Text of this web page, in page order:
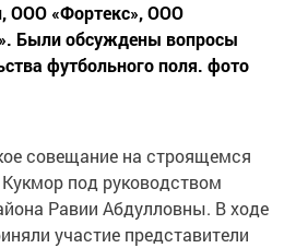
ООО «Фортекс», ООО
Были обсуждены вопросы
футбольного поля. фото
совещание на строящемся
под руководством
Равии Абдулловны. В ходе
участие представители